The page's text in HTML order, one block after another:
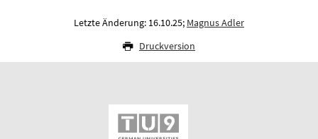
Letzte Änderung: 16.10.25; Magnus Adler
Druckversion